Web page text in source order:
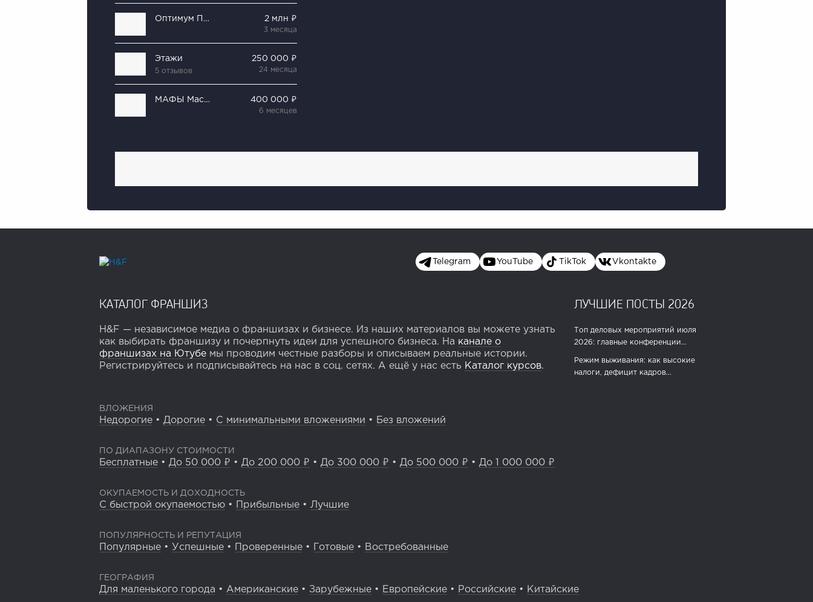
Оптимум Прайс 2 млн ₽
3 месяца
Этажи
5 отзывов
250 000 ₽
24 месяца
МАФЫ Мастерфайбр 400 000 ₽
6 месяцев
Telegram YouTube TikTok Vkontakte
КАТАЛОГ ФРАНШИЗ
H&F — независимое медиа о франшизах и бизнесе. Из наших материалов вы можете узнать
как выбирать франшизу и почерпнуть идеи для успешного бизнеса. На канале о
франшизах на Ютубе мы проводим честные разборы и описываем реальные истории.
Регистрируйтесь и подписывайтесь на нас в соц. сетях. А ещё у нас есть Каталог курсов.
ЛУЧШИЕ ПОСТЫ 2026
Топ деловых мероприятий июля
2026: главные конференции...
Режим выживания: как высокие
налоги, дефицит кадров...
ВЛОЖЕНИЯ
Недорогие • Дорогие • С минимальными вложениями • Без вложений
ПО ДИАПАЗОНУ СТОИМОСТИ
Бесплатные • До 50 000 ₽ • До 200 000 ₽ • До 300 000 ₽ • До 500 000 ₽ • До 1 000 000 ₽
ОКУПАЕМОСТЬ И ДОХОДНОСТЬ
С быстрой окупаемостью • Прибыльные • Лучшие
ПОПУЛЯРНОСТЬ И РЕПУТАЦИЯ
Популярные • Успешные • Проверенные • Готовые • Востребованные
ГЕОГРАФИЯ
Для маленького города • Американские • Зарубежные • Европейские • Российские • Китайские